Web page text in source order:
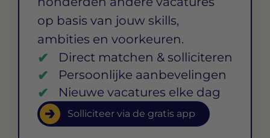
op basis van jouw skills,
ambities en voorkeuren.
Direct matchen & solliciteren
Persoonlijke aanbevelingen
Nieuwe vacatures elke dag
Solliciteer via de gratis app